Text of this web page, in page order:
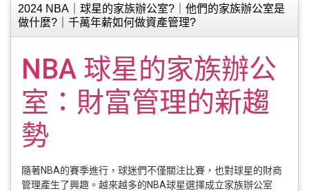
2024 NBA｜球星的家族辦公室?｜他們的家族辦公室是
做什麼?｜千萬年薪如何做資產管理?
NBA 球星的家族辦公
室：財富管理的新趨
勢
隨著NBA的賽季進行，球迷們不僅關注比賽，也對球星的財商
管理產生了興趣。越來越多的NBA球星選擇成立家族辦公室